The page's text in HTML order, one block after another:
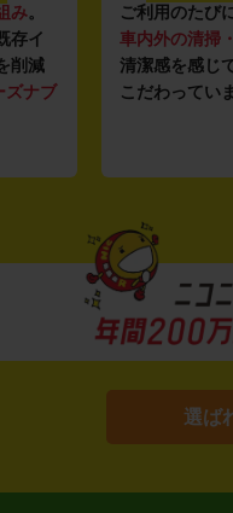
み。
存イ
削減
ズナブ
ご利用のたびに
車内外の清掃
清潔感を感じ
こだわってい
選ば